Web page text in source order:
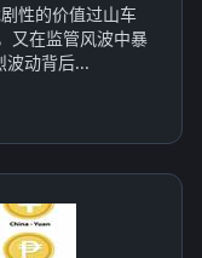
性的价值过山车
在监管风波中暴
波动背后...